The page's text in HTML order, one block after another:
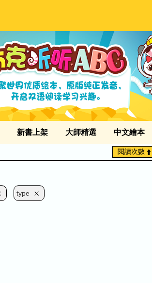
新書上架 大師精選 中文繪本
閱讀次數
type